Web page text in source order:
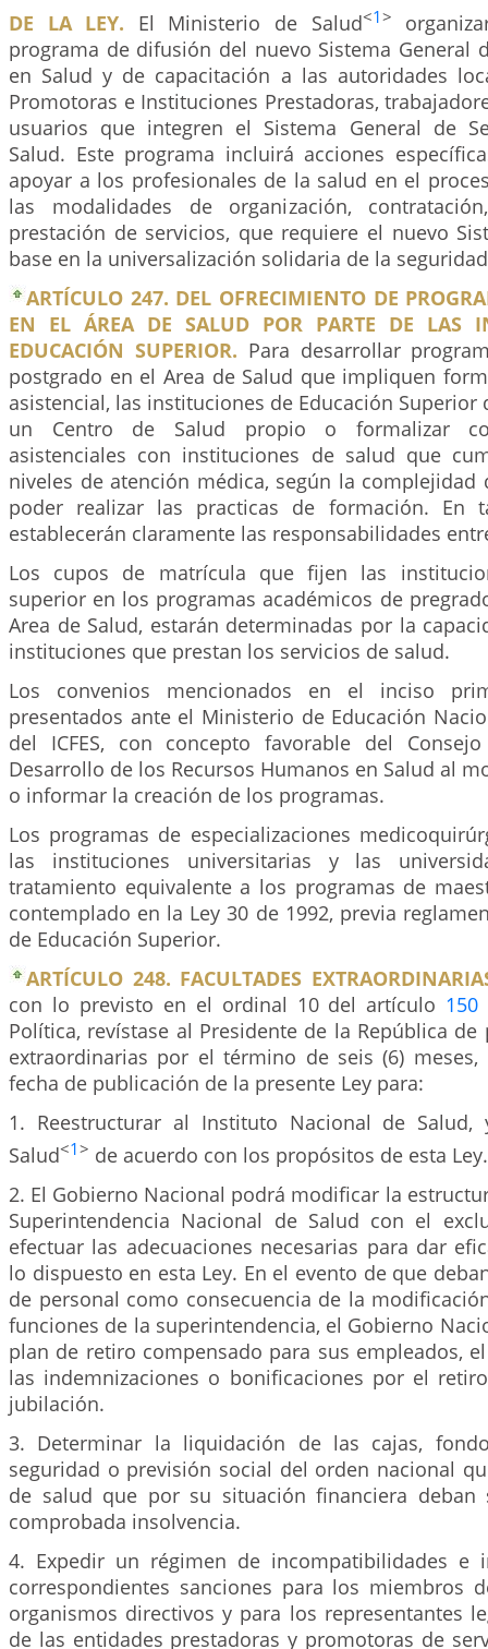
DE LA LEY. El Ministerio de Salud<1>
programa de difusión del nuevo Sistema General
en Salud y de capacitación a las autoridades
Promotoras e Instituciones Prestadoras,
usuarios que integren el Sistema General de
Salud. Este programa incluirá acciones
apoyar a los profesionales de la salud en el
las modalidades de organización,
prestación de servicios, que requiere el nuevo
base en la universalización solidaria de la
ARTÍCULO 247. DEL OFRECIMIENTO DE
EN EL ÁREA DE SALUD POR PARTE DE LAS
EDUCACIÓN SUPERIOR. Para desarrollar
postgrado en el Area de Salud que impliquen
asistencial, las instituciones de Educación Superior
un Centro de Salud propio o formalizar
asistenciales con instituciones de salud que
niveles de atención médica, según la complejidad
poder realizar las practicas de formación. En
establecerán claramente las responsabilidades
Los cupos de matrícula que fijen las
superior en los programas académicos de
Area de Salud, estarán determinadas por la
instituciones que prestan los servicios de salud.
Los convenios mencionados en el inciso
presentados ante el Ministerio de Educación
del ICFES, con concepto favorable del
Desarrollo de los Recursos Humanos en Salud al
o informar la creación de los programas.
Los programas de especializaciones
las instituciones universitarias y las
tratamiento equivalente a los programas de
contemplado en la Ley 30 de 1992, previa
de Educación Superior.
ARTÍCULO 248. FACULTADES
con lo previsto en el ordinal 10 del artículo 150
Política, revístase al Presidente de la República de
extraordinarias por el término de seis (6) meses,
fecha de publicación de la presente Ley para:
1. Reestructurar al Instituto Nacional de
Salud<1> de acuerdo con los propósitos de esta Ley.
2. El Gobierno Nacional podrá modificar la
Superintendencia Nacional de Salud con el
efectuar las adecuaciones necesarias para dar
lo dispuesto en esta Ley. En el evento de que
de personal como consecuencia de la
funciones de la superintendencia, el Gobierno
plan de retiro compensado para sus empleados,
las indemnizaciones o bonificaciones por el
jubilación.
3. Determinar la liquidación de las cajas,
seguridad o previsión social del orden nacional
de salud que por su situación financiera deban
comprobada insolvencia.
4. Expedir un régimen de incompatibilidades e
correspondientes sanciones para los miembros
organismos directivos y para los representantes
de las entidades prestadoras y promotoras de